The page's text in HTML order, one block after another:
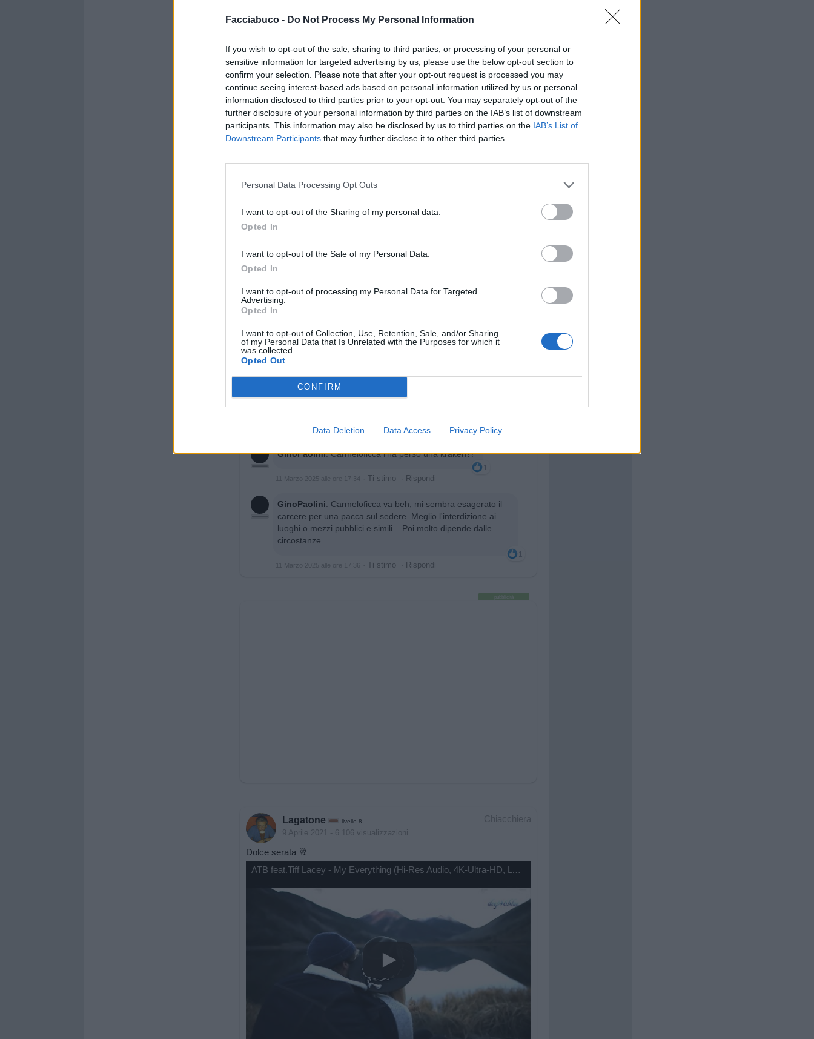
Facciabuco - Do Not Process My Personal Information
If you wish to opt-out of the sale, sharing to third parties, or processing of your personal or
sensitive information for targeted advertising by us, please use the below opt-out section to
confirm your selection. Please note that after your opt-out request is processed you may
continue seeing interest-based ads based on personal information utilized by us or personal
information disclosed to third parties prior to your opt-out. You may separately opt-out of the
further disclosure of your personal information by third parties on the IAB’s list of downstream
participants. This information may also be disclosed by us to third parties on the IAB’s List of
Downstream Participants that may further disclose it to other third parties.
Personal Data Processing Opt Outs
I want to opt-out of the Sharing of my personal data.
Opted In
I want to opt-out of the Sale of my Personal Data.
Opted In
I want to opt-out of processing my Personal Data for Targeted
Advertising.
Opted In
I want to opt-out of Collection, Use, Retention, Sale, and/or Sharing
of my Personal Data that Is Unrelated with the Purposes for which it
was collected.
Opted Out
CONFIRM
Data Deletion Data Access Privacy Policy
Carmeloficca :Si va in carcere!
11 Marzo 2025 alle ore 15:53 ·Ti stimo ·Rispondi
Carmeloficca: Cisa hanno pescato, sembra in pene!!!!!!
11 Marzo 2025 alle ore 15:54·Ti stimo·Rispondi
2
11 Marzo 2025 alle ore 16:59· Ti stimo·Rispondi
GinoPaolini:Carmeloficca l'ha perso una kraken?!
1
11 Marzo 2025 alle ore 17:34 Ti stimo Rispondi
GinoPaolini: Carmeloficca va beh, mi sembra esagerato il
carcere per una pacca sul sedere. Meglio l'interdizione ai
luoghi o mezzi pubblici e simili... Poi molto dipende dalle
circostanze.
1
11 Marzo 2025 alle ore 17:36 Ti stimo Rispondi
pubblicità
Chiacchiera
Lagatone livello 8
9 Aprile 2021 - 6.106 visualizzazioni
Dolce serata 🥂
ATB feat.Tiff Lacey - My Everything (Hi-Res Audio, 4K-Ultra-HD, Lyrics)